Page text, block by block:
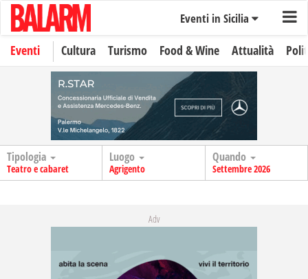
Eventi in Sicilia
Eventi Cultura Turismo Food & Wine Attualità
Tipologia
Teatro e cabaret
Luogo
Agrigento
Quando
Settembre 2026
Adv